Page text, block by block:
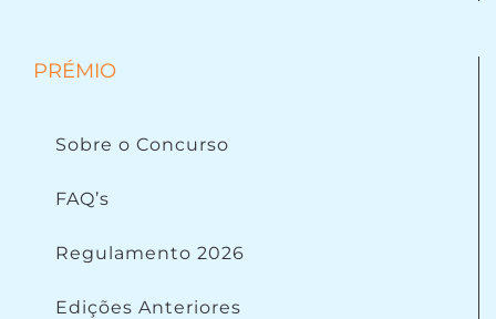
PRÉMIO
Sobre o Concurso
FAQ’s
Regulamento 2026
Edições Anteriores